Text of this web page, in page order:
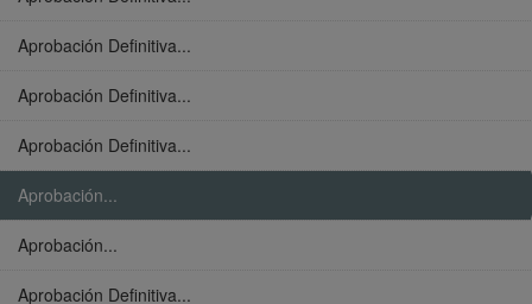
Aprobación Definitiva...
Aprobación Definitiva...
Aprobación Definitiva...
Aprobación...
Aprobación...
Aprobación Definitiva...